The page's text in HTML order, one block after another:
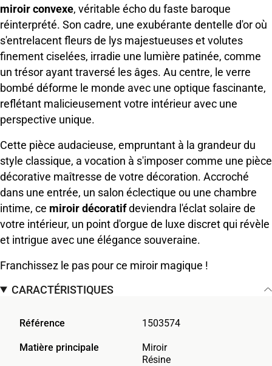
miroir convexe, véritable écho du faste baroque
réinterprété. Son cadre, une exubérante dentelle d'or où
s'entrelacent fleurs de lys majestueuses et volutes
finement ciselées, irradie une lumière patinée, comme
un trésor ayant traversé les âges. Au centre, le verre
bombé déforme le monde avec une optique fascinante,
reflétant malicieusement votre intérieur avec une
perspective unique.
Cette pièce audacieuse, empruntant à la grandeur du
style classique, a vocation à s'imposer comme une pièce
décorative maîtresse de votre décoration. Accroché
dans une entrée, un salon éclectique ou une chambre
intime, ce miroir décoratifdeviendra l'éclat solaire de
votre intérieur, un point d'orgue de luxe discret qui révèle
et intrigue avec une élégance souveraine.
Franchissez le pas pour ce miroir magique !
CARACTÉRISTIQUES
Référence 1503574
Matière principale
Miroir
Résine